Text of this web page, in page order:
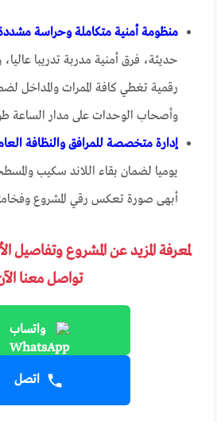
منظومة أمنية متكاملة وحراسة
حديثة، فرق أمنية مدربة تدريبا
رقمية تغطي كافة الممرات والمداخل
وأصحاب الوحدات على مدار الساعة
إدارة متخصصة للمرافق والنظافة
يوميا لضمان بقاء اللاند سكيب
أبهى صورة تعكس رقي المشروع
لمعرفة المزيد عن المشروع وتفاصيل
تواصل معنا
واتساب
اتصل